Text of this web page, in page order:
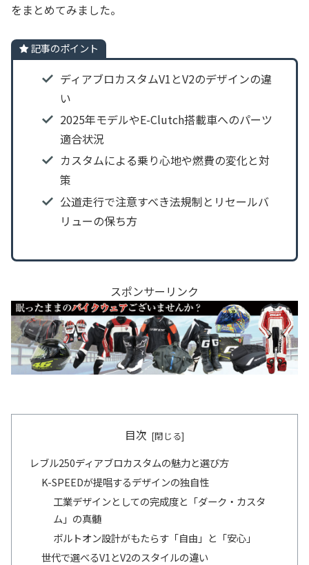
をまとめてみました。
記事のポイント
ディアブロカスタムV1とV2のデザインの違
い
2025年モデルやE-Clutch搭載車へのパーツ
適合状況
カスタムによる乗り心地や燃費の変化と対
策
公道走行で注意すべき法規制とリセールバ
リューの保ち方
スポンサーリンク
目次
レブル250ディアブロカスタムの魅力と選び方
K-SPEEDが提唱するデザインの独自性
工業デザインとしての完成度と「ダーク・カスタ
ム」の真髄
ボルトオン設計がもたらす「自由」と「安心」
世代で選べるV1とV2のスタイルの違い